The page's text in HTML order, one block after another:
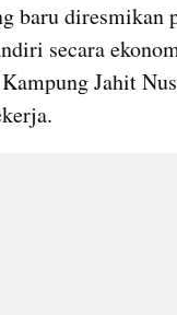
baru diresmikan
secara
Jahit